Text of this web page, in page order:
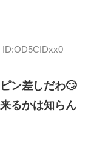
ID:OD5CIDxx0
ン差しだわ🙄
るかは知らん